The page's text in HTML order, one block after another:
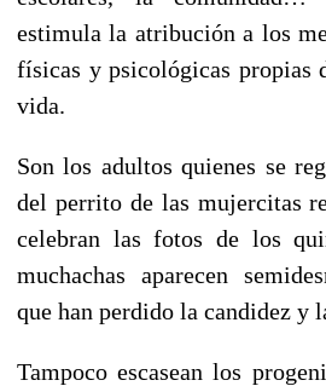
estimula la atribución a los
físicas y psicológicas propias
vida.
Son los adultos quienes se
del perrito de las mujercitas
celebran las fotos de los
muchachas aparecen
que han perdido la candidez y
Tampoco escasean los